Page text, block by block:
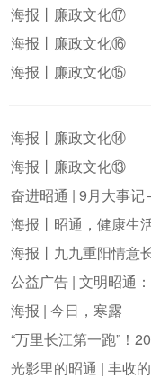
海报丨廉政文化⑰
海报丨廉政文化⑯
海报丨廉政文化⑮
海报丨廉政文化⑭
海报丨廉政文化⑬
奋进昭通 | 9月大事
海报丨昭通，健康生
海报丨九九重阳情意
公益广告 | 文明昭通
海报 | 今日，寒露
“万里长江第一跑”！
光影里的昭通 | 丰收